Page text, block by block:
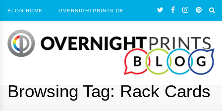
BLOG HOME OVERNIGHTPRINTS.DE
Browsing Tag: Rack Cards